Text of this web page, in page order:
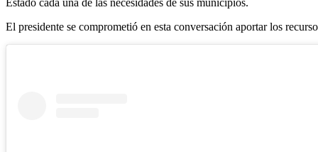
Estado cada una de las necesidades de sus municipios.
El presidente se comprometió en esta conversación aportar los